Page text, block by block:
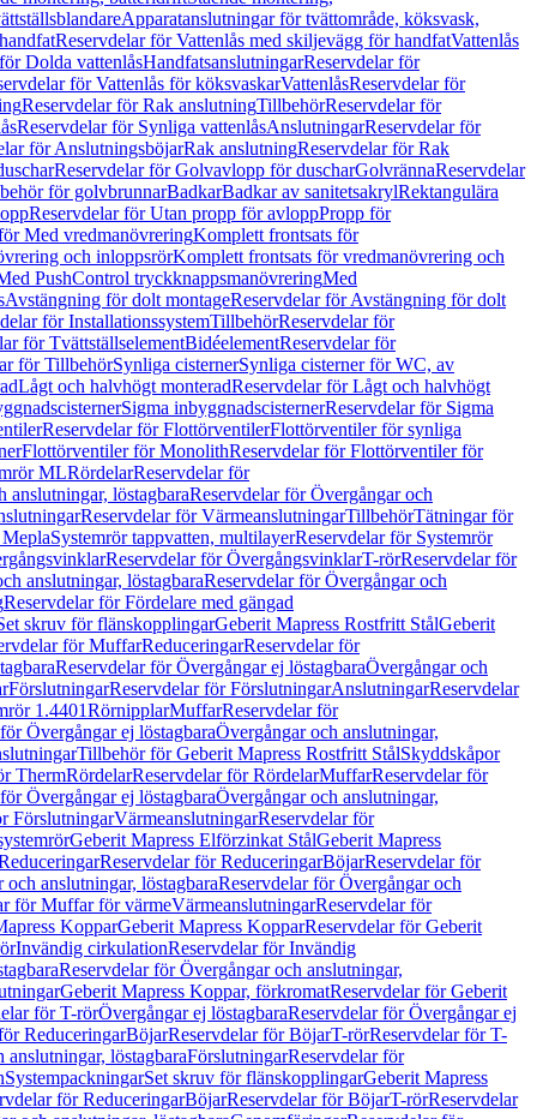
Apparatanslutningar för tvättområde, köksvask,
Reservdelar för Vattenlås med skiljevägg för handfatVattenlås
Dolda vattenlåsHandfatsanslutningarReservdelar för
för Vattenlås för köksvaskarVattenlåsReservdelar för
Reservdelar för Rak anslutningTillbehörReservdelar för
Reservdelar för Synliga vattenlåsAnslutningarReservdelar för
för AnslutningsböjarRak anslutningReservdelar för Rak
Reservdelar för Golvavlopp för duscharGolvrännaReservdelar
för golvbrunnarBadkarBadkar av sanitetsakrylRektangulära
Reservdelar för Utan propp för avloppPropp för
Med vredmanövreringKomplett frontsats för
och inloppsrörKomplett frontsats för vredmanövrering och
PushControl tryckknappsmanövreringMed
Avstängning för dolt montageReservdelar för Avstängning för dolt
för InstallationssystemTillbehörReservdelar för
för TvättställselementBidéelementReservdelar för
för TillbehörSynliga cisternerSynliga cisterner för WC, av
Lågt och halvhögt monteradReservdelar för Lågt och halvhögt
Sigma inbyggnadscisternerReservdelar för Sigma
Reservdelar för FlottörventilerFlottörventiler för synliga
Flottörventiler för MonolithReservdelar för Flottörventiler för
MLRördelarReservdelar för
anslutningar, löstagbaraReservdelar för Övergångar och
Reservdelar för VärmeanslutningarTillbehörTätningar för
Systemrör tappvatten, multilayerReservdelar för Systemrör
Reservdelar för ÖvergångsvinklarT-rörReservdelar för
anslutningar, löstagbaraReservdelar för Övergångar och
Reservdelar för Fördelare med gängad
skruv för flänskopplingarGeberit Mapress Rostfritt StålGeberit
för MuffarReduceringarReservdelar för
Reservdelar för Övergångar ej löstagbaraÖvergångar och
FörslutningarReservdelar för FörslutningarAnslutningarReservdelar
1.4401RörnipplarMuffarReservdelar för
Övergångar ej löstagbaraÖvergångar och anslutningar,
Tillbehör för Geberit Mapress Rostfritt StålSkyddskåpor
ThermRördelarReservdelar för RördelarMuffarReservdelar för
Övergångar ej löstagbaraÖvergångar och anslutningar,
FörslutningarVärmeanslutningarReservdelar för
Geberit Mapress Elförzinkat StålGeberit Mapress
Reservdelar för ReduceringarBöjarReservdelar för
och anslutningar, löstagbaraReservdelar för Övergångar och
för Muffar för värmeVärmeanslutningarReservdelar för
KopparGeberit Mapress KopparReservdelar för Geberit
Invändig cirkulationReservdelar för Invändig
Reservdelar för Övergångar och anslutningar,
Geberit Mapress Koppar, förkromatReservdelar för Geberit
för T-rörÖvergångar ej löstagbaraReservdelar för Övergångar ej
ReduceringarBöjarReservdelar för BöjarT-rörReservdelar för T-
löstagbaraFörslutningarReservdelar för
SystempackningarSet skruv för flänskopplingarGeberit Mapress
för ReduceringarBöjarReservdelar för BöjarT-rörReservdelar